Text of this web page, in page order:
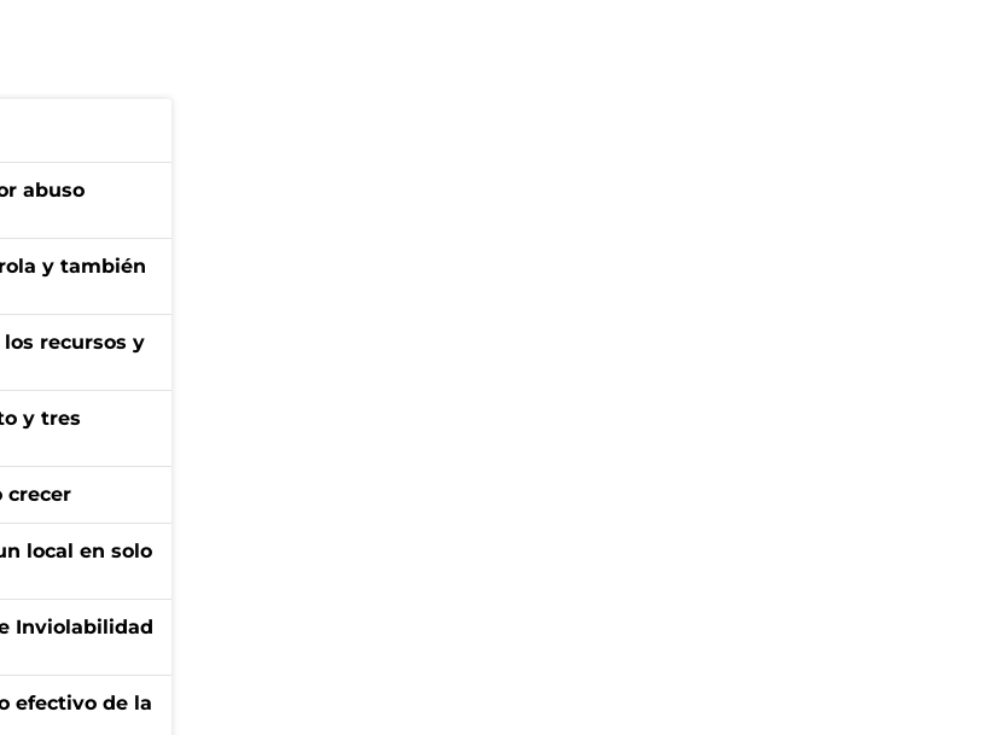
abuso
y también
recursos y
y tres
crecer
local en solo
Inviolabilidad
efectivo de la